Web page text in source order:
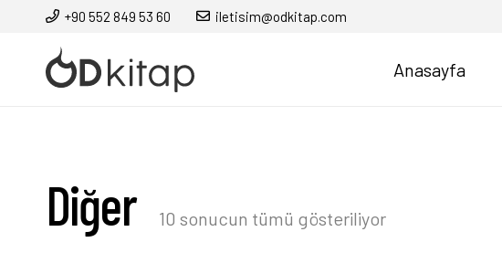
+90 552 849 53 60 iletisim@odkitap.com
Anasayfa
Diğer 10 sonucun tümü gösteriliyorEn